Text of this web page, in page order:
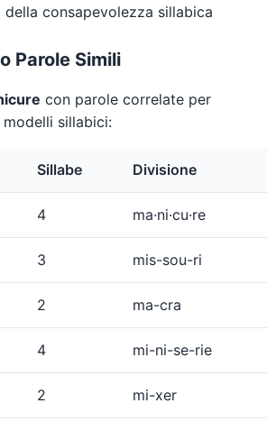
della consapevolezza sillabica
Parole Simili
con parole correlate per
sillabici:
Sillabe Divisione
4 ma·ni·cu·re
3 mis-sou-ri
2 ma-cra
4 mi-ni-se-rie
2 mi-xer